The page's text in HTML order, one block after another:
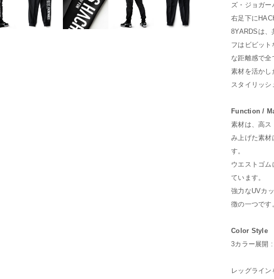
ズ・ジョガー
右足下に
8YARDSは、
フはビビッ
な距離感で全
素材を活かし
スタイリッシ
Function /
素材は、高
み上げた素材
す。
ウエストゴ
ています。
強力なUVカ
徴の一つです
Color Style
3カラー展開
レッグライン